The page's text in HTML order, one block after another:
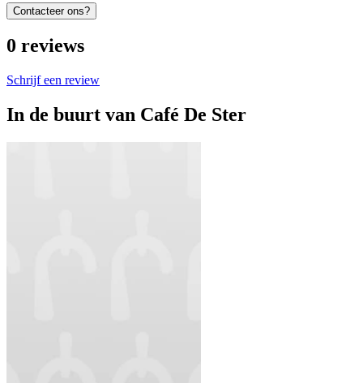
Contacteer ons?
0 reviews
Schrijf een review
In de buurt van Café De Ster